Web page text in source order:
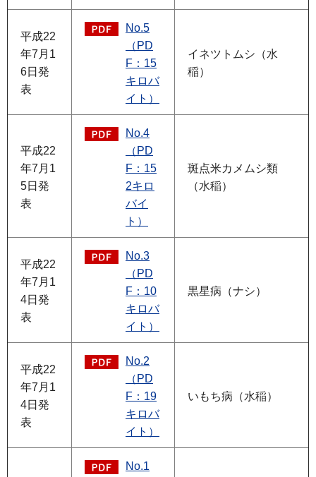
平成22
年7月1
6日発
表
No.5
（PD
F：15
キロバ
イト）
イネツトムシ（水
稲）
平成22
年7月1
5日発
表
No.4
（PD
F：15
2キロ
バイ
ト）
斑点米カメムシ類
（水稲）
平成22
年7月1
4日発
表
No.3
（PD
F：10
キロバ
イト）
黒星病（ナシ）
平成22
年7月1
4日発
表
No.2
（PD
F：19
キロバ
イト）
いもち病（水稲）
No.1